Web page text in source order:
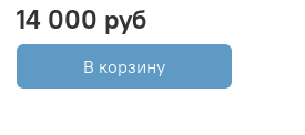
14 000 руб
В корзину